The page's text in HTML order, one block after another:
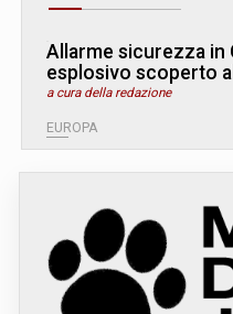
Allarme sicurezza in
esplosivo scoperto
a cura della redazione
EUROPA